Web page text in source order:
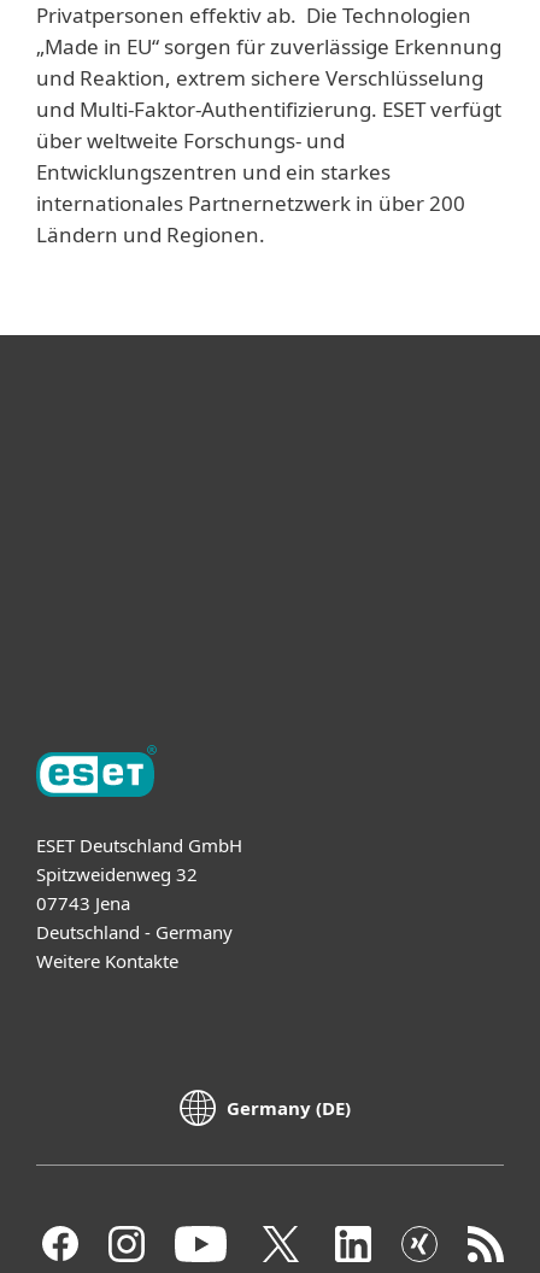
Privatpersonen effektiv ab. Die Technologien
„Made in EU“ sorgen für zuverlässige Erkennung
und Reaktion, extrem sichere Verschlüsselung
und Multi-Faktor-Authentifizierung. ESET verfügt
über weltweite Forschungs- und
Entwicklungszentren und ein starkes
internationales Partnernetzwerk in über 200
Ländern und Regionen.
ESET Deutschland GmbH
Spitzweidenweg 32
07743 Jena
Deutschland - Germany
Weitere Kontakte
Germany (DE)